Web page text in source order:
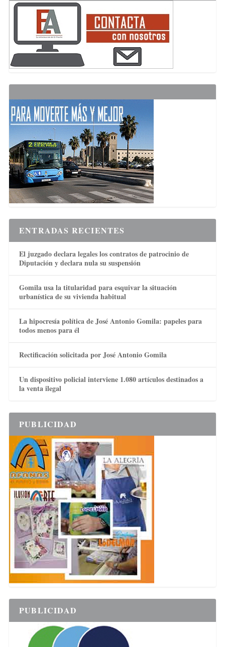
ENTRADAS RECIENTES
El juzgado declara legales los contratos de patrocinio de
Diputación y declara nula su suspensión
Gomila usa la titularidad para esquivar la situación
urbanística de su vivienda habitual
La hipocresía política de José Antonio Gomila: papeles para
todos menos para él
Rectificación solicitada por José Antonio Gomila
Un dispositivo policial interviene 1.080 artículos destinados a
la venta ilegal
PUBLICIDAD
PUBLICIDAD